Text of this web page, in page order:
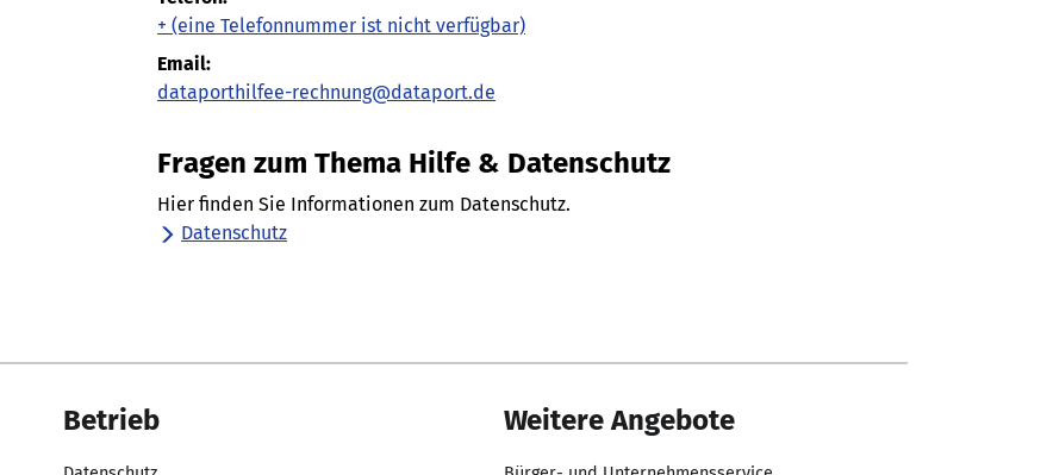
+(eine Telefonnummer ist nicht verfügbar)
Email:
dataporthilfee-rechnung@dataport.de
Fragen zum Thema Hilfe & Datenschutz
Hier finden Sie Informationen zum Datenschutz.
Datenschutz
Betrieb Weitere Angebote